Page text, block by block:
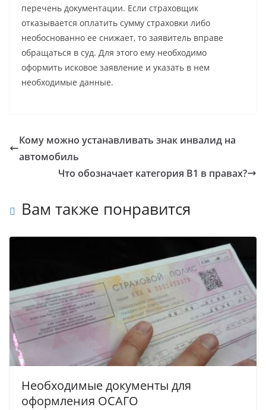
перечень документации. Если страховщик
отказывается оплатить сумму страховки либо
необоснованно ее снижает, то заявитель вправе
обращаться в суд. Для этого ему необходимо
оформить исковое заявление и указать в нем
необходимые данные.
Кому можно устанавливать знак инвалид на
автомобиль
Что обозначает категория В1 в правах?
Вам также понравится
Необходимые документы для
оформления ОСАГО